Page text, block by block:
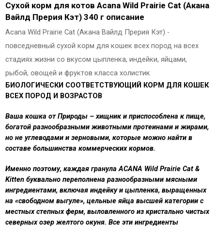
Сухой корм для котов Acana Wild Prairie Cat (Акана
Вайлд Прерия Кэт) 340 г описание
Acana Wild Prairie Cat (Акана Вайлд Прерия Кэт) -
повседневный сухой корм для кошек всех пород на всех
стадиях жизни со вкусом цыпленка, индейки, яйцами,
рыбой, овощей и фруктов класса холистик
БИОЛОГИЧЕСКИ СООТВЕТСТВУЮЩИЙ КОРМ ДЛЯ КОШЕК
ВСЕХ ПОРОД И ВОЗРАСТОВ
Ваша кошка от Природы – хищник и приспособлена к пище,
богатой разнообразными животными протеинами и жирами,
но не углеводами и зерновыми, которые можно найти в
составе большинства коммерческих кормов.
Именно поэтому, каждая гранула ACANA Wild Prairie Сat &
Kitten буквально переполнена разнообразными мясными
ингредиентами, включая индейку и цыпленка, выращенных
на «свободном выгуле», цельные яйца высшей категории с
местных степных ферм, выловленного из кристально чистых
северных озер желтого окуня. Все эти ингредиенты